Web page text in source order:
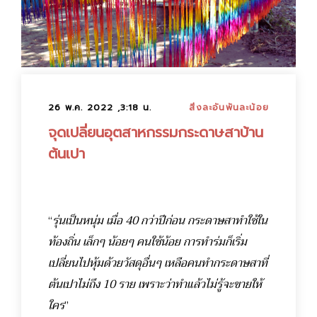
26 พ.ค. 2022 ,3:18 น. สิ่งละอันพันละน้อย
จุดเปลี่ยนอุตสาหกรรมกระดาษสาบ้าน
ต้นเปา
“รุ่นเป็นหนุ่ม เมื่อ 40 กว่าปีก่อน กระดาษสาทำใช้ใน
ท้องถิ่น เล็กๆ น้อยๆ คนใช้น้อย การทำร่มก็เริ่ม
เปลี่ยนไปหุ้มด้วยวัสดุอื่นๆ เหลือคนทำกระดาษสาที่
ต้นเปาไม่ถึง 10 ราย เพราะว่าทำแล้วไม่รู้จะขายให้
ใคร”